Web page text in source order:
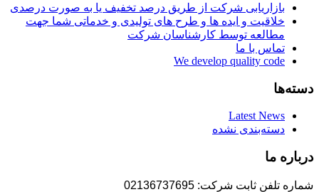
بازاریابی شرکت از طریق درصد تخفیف یا به صورت درصدی
خلاقیت و ایده ها و طرح های تولیدی و خدماتی شما جهت
مطالعه توسط کارشناسان شرکت
تماس با ما
We develop quality code
دسته‌ها
Latest News
دسته‌بندی نشده
درباره ما
شماره تلفن ثابت شرکت: 02136737695